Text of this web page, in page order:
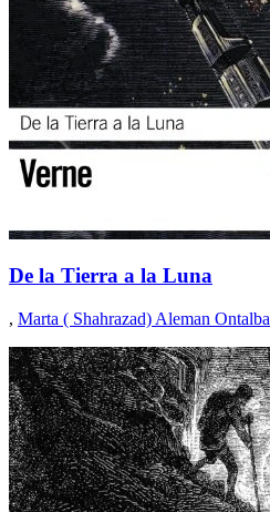
De la Tierra a la Luna
, Marta ( Shahrazad) Aleman Ontalba